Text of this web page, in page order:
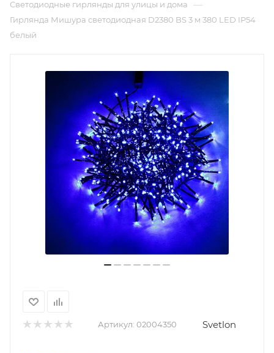
Светодиодные гирлянды для улицы и дома —
Гирлянда Мишура светодиодная D2380 BS 3 м 380 LED IP54
белый
Артикул: 02004350 Svetlon